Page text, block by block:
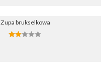
Zupa brukselkowa